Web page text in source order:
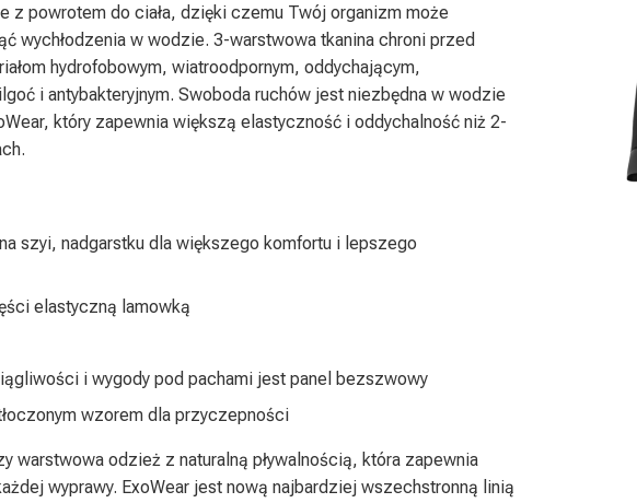
z powrotem do ciała, dzięki czemu Twój organizm może
wychłodzenia w wodzie. 3-warstwowa tkanina chroni przed
hydrofobowym, wiatroodpornym, oddychającym,
i antybakteryjnym. Swoboda ruchów jest niezbędna w wodzie
który zapewnia większą elastyczność i oddychalność niż 2-
szyi, nadgarstku dla większego komfortu i lepszego
elastyczną lamowką
i wygody pod pachami jest panel bezszwowy
wzorem dla przyczepności
warstwowa odzież z naturalną pływalnością, która zapewnia
wyprawy. ExoWear jest nową najbardziej wszechstronną linią